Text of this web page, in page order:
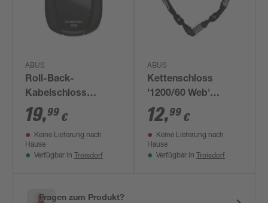
ABUS
Roll-Back-
Kabelschloss
'Combiflex Break 85'
schwarz Ø 1,5 x 85
cm
19,99 €
Keine Lieferung nach
Hause
Verfügbar in Troisdorf
ABUS
Kettenschloss
'1200/60 Web'
schwarz Ø 0,4 x 60
cm
12,99 €
Keine Lieferung nach
Hause
Verfügbar in Troisdorf
Fragen zum Produkt?